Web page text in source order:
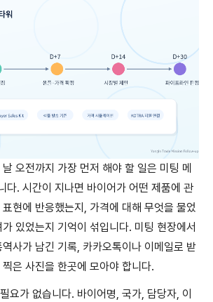
오전까지 가장 먼저 해야 할 일은 미팅 메
다. 시간이 지나면 바이어가 어떤 제품에 관
현에 반응했는지, 가격에 대해 무엇을 물었
있었는지 기억이 섞입니다. 미팅 현장에서
사가 남긴 기록, 카카오톡이나 이메일로 받
은 사진을 한곳에 모아야 합니다.
요가 없습니다. 바이어명, 국가, 담당자, 이